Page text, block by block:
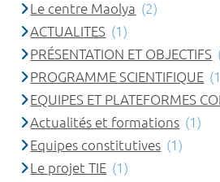
Le centre Maolya (2)
ACTUALITES (1)
PRÉSENTATION ET OBJECTIFS
PROGRAMME SCIENTIFIQUE
EQUIPES ET PLATEFORMES
Actualités et formations (1)
Equipes constitutives (1)
Le projet TIE (1)